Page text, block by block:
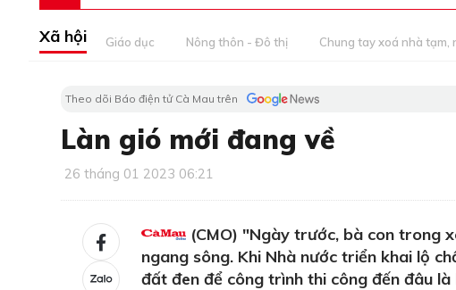
Xã hội Giáo dục Nông thôn - Đô thị Chung tay xoá nhà tạm,
Theo dõi Báo điện tử Cà Mau trên
Làn gió mới đang về
26 tháng 01 2023 06:21
(CMO) "Ngày trước, bà con trong
ngang sông. Khi Nhà nước triển khai lộ
đất đen để công trình thi công đến đâu